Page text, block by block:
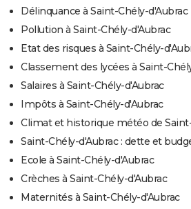
Délinquance à Saint-Chély-d'Aubrac
Pollution à Saint-Chély-d'Aubrac
Etat des risques à Saint-Chély-
Classement des lycées à Saint-
Salaires à Saint-Chély-d'Aubrac
Impôts à Saint-Chély-d'Aubrac
Climat et historique météo de
Saint-Chély-d'Aubrac : dette et
Ecole à Saint-Chély-d'Aubrac
Crèches à Saint-Chély-d'Aubrac
Maternités à Saint-Chély-d'Aubrac